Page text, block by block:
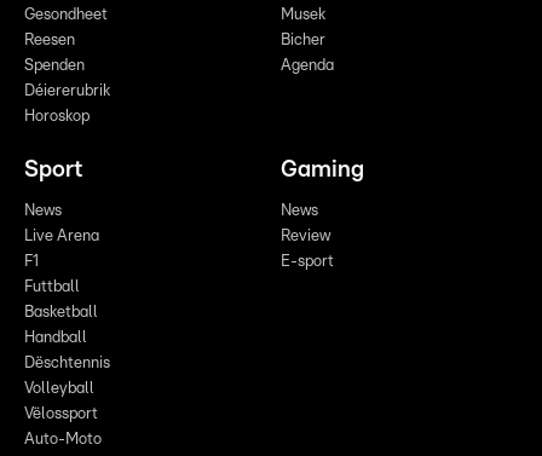
Gesondheet
Reesen
Spenden
Déiererubrik
Horoskop
Musek
Bicher
Agenda
Sport
News
Live Arena
F1
Futtball
Basketball
Handball
Dëschtennis
Volleyball
Vëlossport
Auto-Moto
Gaming
News
Review
E-sport